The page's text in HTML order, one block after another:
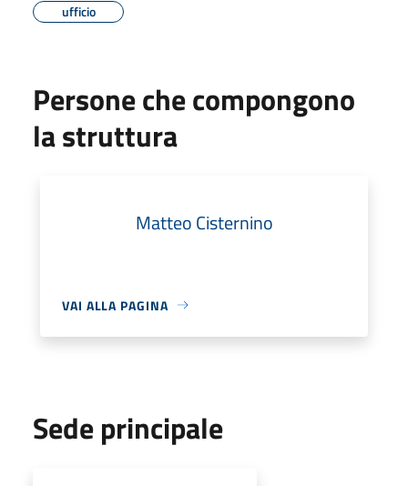
ufficio
Persone che compongono
la struttura
Matteo Cisternino
VAI ALLA PAGINA
Sede principale